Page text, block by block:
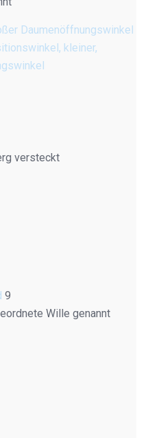
Daumenöffnungswinkel
kleiner,
versteckt
9
Wille genannt